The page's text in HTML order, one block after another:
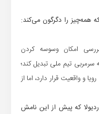
همه‌چیز را دگرگون می‌کند:
بررسی امکان وسوسه کردن
سرمربی تیم ملی تبدیل کند؛
و واقعیت قرار دارد، اما از
که پیش از این نامش